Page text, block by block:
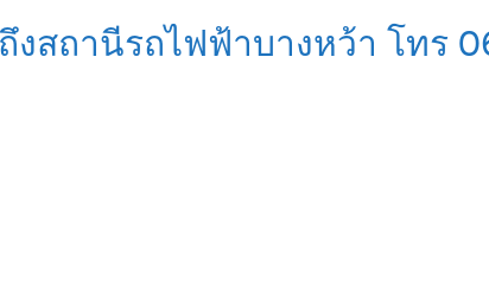
งสถานีรถไฟฟ้าบางหว้า โทร